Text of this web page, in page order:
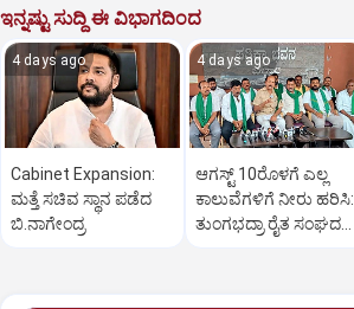
ಇನ್ನಷ್ಟು ಸುದ್ದಿ ಈ ವಿಭಾಗದಿಂದ
4 days ago
Cabinet Expansion:
ಮತ್ತೆ ಸಚಿವ ಸ್ಥಾನ ಪಡೆದ
ಬಿ.ನಾಗೇಂದ್ರ
4 days ago
ಆಗಸ್ಟ್‌ 10ರೊಳಗೆ ಎಲ್ಲ
ಕಾಲುವೆಗಳಿಗೆ ನೀರು ಹರಿಸಿ:
ತುಂಗಭದ್ರಾ ರೈತ ಸಂಘದ